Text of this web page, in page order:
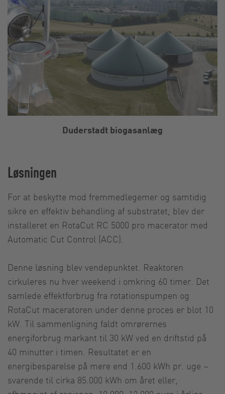
Duderstadt biogasanlæg
Løsningen
For at beskytte mod fremmedlegemer og samtidig
sikre en effektiv behandling af substratet, blev der
installeret en RotaCut RC 5000 pro macerator med
Automatic Cut Control (ACC).
Denne løsning blev vendepunktet. Reaktoren
cirkuleres nu hver weekend i omkring 60 timer. Det
samlede effektforbrug fra rotationspumpen og
RotaCut maceratoren under denne proces er blot 10
kW. Til sammenligning faldt omrørernes
energiforbrug markant til 30 kW ved en driftstid på
40 minutter i timen. Resultatet er en
energibesparelse på mere end 1.600 kWh pr. uge –
svarende til cirka 85.000 kWh om året eller,